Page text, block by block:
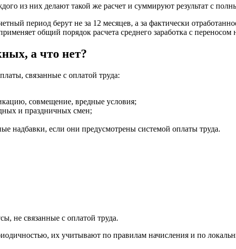
из них делают такой же расчет и суммируют результат с
период берут не за 12 месяцев, а за фактически
общий порядок расчета среднего заработка с
а что нет?
связанные с оплатой труда:
совмещение, вредные условия;
и праздничных смен;
надбавки, если они предусмотрены системой оплаты труда.
не связанные с оплатой труда.
их учитывают по правилам начисления и по